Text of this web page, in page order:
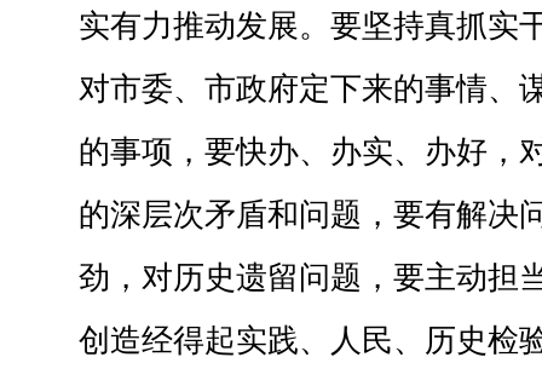
实有力推动发展。要坚持真抓实
对市委、市政府定下来的事情、
的事项，要快办、办实、办好，
的深层次矛盾和问题，要有解决
劲，对历史遗留问题，要主动担
创造经得起实践、人民、历史检